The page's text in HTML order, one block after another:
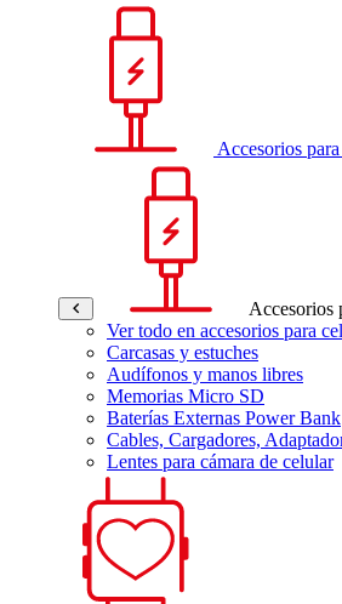
Accesorios
Accesorios
Ver todo en accesorios para
Carcasas y estuches
Audífonos y manos libres
Memorias Micro SD
Baterías Externas Power Bank
Cables, Cargadores,
Lentes para cámara de celular